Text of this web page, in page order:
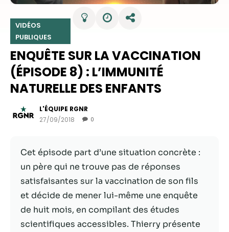
VIDÉOS
PUBLIQUES
ENQUÊTE SUR LA VACCINATION
(ÉPISODE 8) : L’IMMUNITÉ
NATURELLE DES ENFANTS
L'ÉQUIPE RGNR
27/09/2018
0
Cet épisode part d’une situation concrète :
un père qui ne trouve pas de réponses
satisfaisantes sur la vaccination de son fils
et décide de mener lui-même une enquête
de huit mois, en compilant des études
scientifiques accessibles. Thierry présente
Ces cookies ne
sont pas
facultatifs. Ils